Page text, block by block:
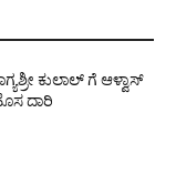
ಕುಲಾಲ್ ಗೆ ಆಳ್ವಾಸ್
ದಾರಿ